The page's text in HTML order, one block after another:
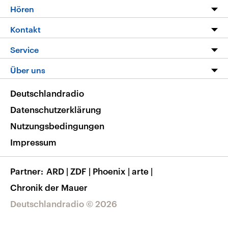
Programm
Die Nachrichten
Nachrichtenleicht
Neue Beiträge auf dlf.de
Hören
Livestream
Podcasts
Deutschlandfunk App
Nachrichten App
Frequenzen
Kontakt
Hörerservice
Service
FAQ
Veranstaltungen
Musikliste
RSS
Über uns
Barrierefreiheit
Deutschlandradio © 2026
Deutschlandradio
Datenschutzerklärung
Nutzungsbedingungen
Impressum
Partner ARD | ZDF | Phoenix | arte |
Chronik der Mauer